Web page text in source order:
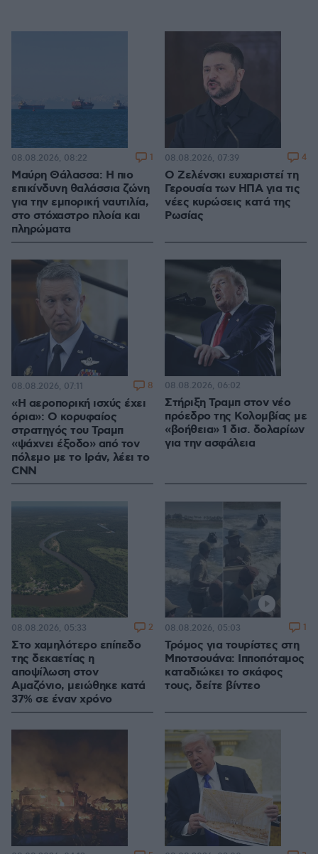
Μαύρη Θάλασσα: Η πιο
επικίνδυνη θαλάσσια ζώνη
για την εμπορική ναυτιλία,
στο στόχαστρο πλοία και
πληρώματα
08.08.2026, 08:22 1
Ο Ζελένσκι ευχαριστεί τη
Γερουσία των ΗΠΑ για τις
νέες κυρώσεις κατά της
Ρωσίας
08.08.2026, 07:39 4
«Η αεροπορική ισχύς έχει
όρια»: Ο κορυφαίος
στρατηγός του Τραμπ
«ψάχνει έξοδο» από τον
πόλεμο με το Ιράν, λέει το
CNN
08.08.2026, 07:11 8
Στήριξη Τραμπ στον νέο
πρόεδρο της Κολομβίας με
«βοήθεια» 1 δισ. δολαρίων
για την ασφάλεια
08.08.2026, 06:02
Στο χαμηλότερο επίπεδο
της δεκαετίας η
αποψίλωση στον
Αμαζόνιο, μειώθηκε κατά
37% σε έναν χρόνο
08.08.2026, 05:33 2
Τρόμος για τουρίστες στη
Μποτσουάνα: Ιπποπόταμος
καταδιώκει το σκάφος
τους, δείτε βίντεο
08.08.2026, 05:03 1